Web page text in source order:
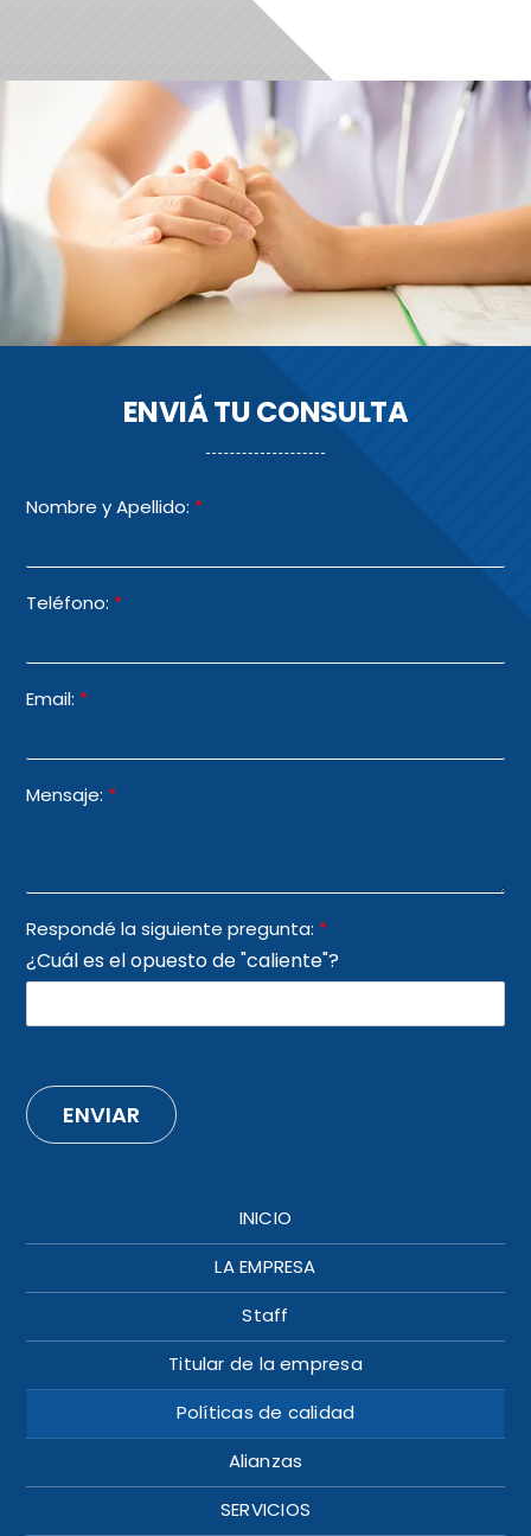
ENVIÁ TU CONSULTA
Nombre y Apellido: *
Teléfono: *
Email: *
Mensaje: *
Respondé la siguiente pregunta: *
¿Cuál es el opuesto de "caliente"?
ENVIAR
INICIO
LA EMPRESA
Staff
Titular de la empresa
Políticas de calidad
Alianzas
SERVICIOS